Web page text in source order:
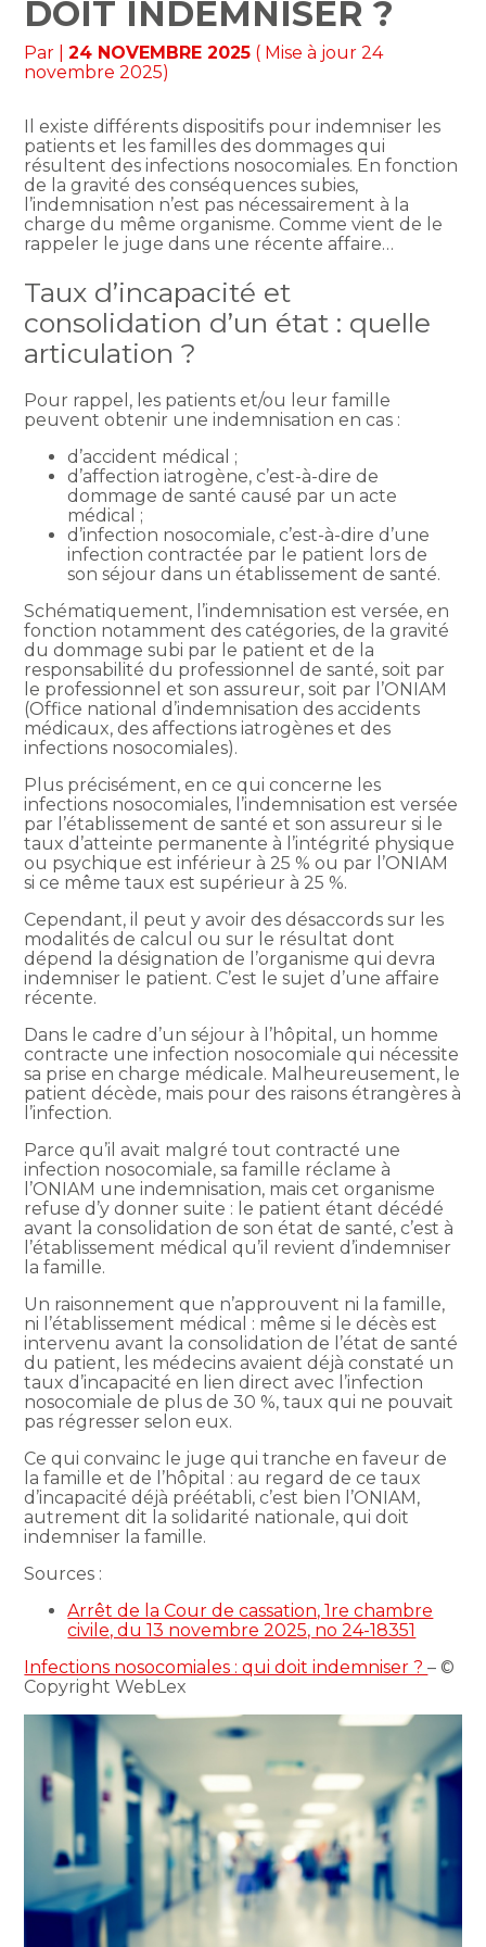
DOIT INDEMNISER ?
Par |24 NOVEMBRE 2025 ( Mise à jour 24
novembre 2025)
Il existe différents dispositifs pour indemniser les
patients et les familles des dommages qui
résultent des infections nosocomiales. En fonction
de la gravité des conséquences subies,
l’indemnisation n’est pas nécessairement à la
charge du même organisme. Comme vient de le
rappeler le juge dans une récente affaire…
Taux d’incapacité et
consolidation d’un état : quelle
articulation ?
Pour rappel, les patients et/ou leur famille
peuvent obtenir une indemnisation en cas :
d’accident médical ;
d’affection iatrogène, c’est-à-dire de
dommage de santé causé par un acte
médical ;
d’infection nosocomiale, c’est-à-dire d’une
infection contractée par le patient lors de
son séjour dans un établissement de santé.
Schématiquement, l’indemnisation est versée, en
fonction notamment des catégories, de la gravité
du dommage subi par le patient et de la
responsabilité du professionnel de santé, soit par
le professionnel et son assureur, soit par l’ONIAM
(Office national d’indemnisation des accidents
médicaux, des affections iatrogènes et des
infections nosocomiales).
Plus précisément, en ce qui concerne les
infections nosocomiales, l’indemnisation est versée
par l’établissement de santé et son assureur si le
taux d’atteinte permanente à l’intégrité physique
ou psychique est inférieur à 25 % ou par l’ONIAM
si ce même taux est supérieur à 25 %.
Cependant, il peut y avoir des désaccords sur les
modalités de calcul ou sur le résultat dont
dépend la désignation de l’organisme qui devra
indemniser le patient. C’est le sujet d’une affaire
récente.
Dans le cadre d’un séjour à l’hôpital, un homme
contracte une infection nosocomiale qui nécessite
sa prise en charge médicale. Malheureusement, le
patient décède, mais pour des raisons étrangères à
l’infection.
Parce qu’il avait malgré tout contracté une
infection nosocomiale, sa famille réclame à
l’ONIAM une indemnisation, mais cet organisme
refuse d’y donner suite : le patient étant décédé
avant la consolidation de son état de santé, c’est à
l’établissement médical qu’il revient d’indemniser
la famille.
Un raisonnement que n’approuvent ni la famille,
ni l’établissement médical : même si le décès est
intervenu avant la consolidation de l’état de santé
du patient, les médecins avaient déjà constaté un
taux d’incapacité en lien direct avec l’infection
nosocomiale de plus de 30 %, taux qui ne pouvait
pas régresser selon eux.
Ce qui convainc le juge qui tranche en faveur de
la famille et de l’hôpital : au regard de ce taux
d’incapacité déjà préétabli, c’est bien l’ONIAM,
autrement dit la solidarité nationale, qui doit
indemniser la famille.
Sources :
Arrêt de la Cour de cassation, 1re chambre
civile, du 13 novembre 2025, no 24-18351
Infections nosocomiales : qui doit indemniser ?– ©
Copyright WebLex